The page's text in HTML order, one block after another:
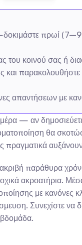
πρωί (7–9
του κοινού σας ή
και
απαντήσεων με
— αν
θα
αυξάνουν
παράθυρα
ακροατήρια.
με
Συνεχίστε